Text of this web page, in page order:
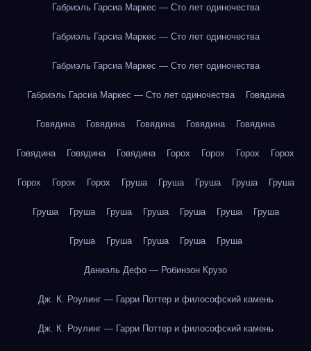
Габриэль Гарсиа Маркес — Сто лет одиночества
Габриэль Гарсиа Маркес — Сто лет одиночества
Габриэль Гарсиа Маркес — Сто лет одиночества
Габриэль Гарсиа Маркес — Сто лет одиночества Говядина
Говядина Говядина Говядина Говядина Говядина
Говядина Говядина Говядина Горох Горох Горох Горох
Горох Горох Горох Груша Груша Груша Груша Груша
Груша Груша Груша Груша Груша Груша Груша
Груша Груша Груша Груша Груша
Даниэль Дефо — Робинзон Крузо
Дж. К. Роулинг — Гарри Поттер и философский камень
Дж. К. Роулинг — Гарри Поттер и философский камень